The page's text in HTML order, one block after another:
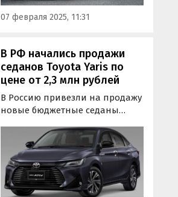
дня».
07 февраля 2025, 11:31
В РФ начались продажи
седанов Toyota Yaris по
цене от 2,3 млн рублей
В Россию привезли на продажу
новые бюджетные седаны
версии модели Yaris, которую
часто используют в такси в
странах Юго-Восточной Азии.